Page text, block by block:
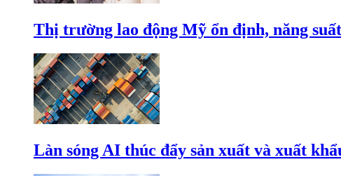
Thị trường lao động Mỹ ổn định, năng
Làn sóng AI thúc đẩy sản xuất và xuất